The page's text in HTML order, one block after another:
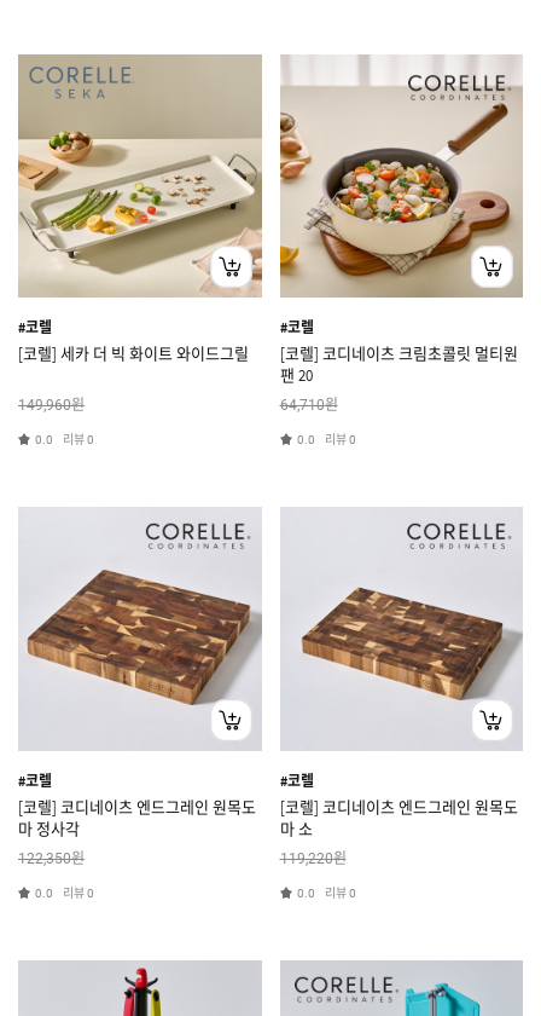
#코렐
[코렐] 세카 더 빅 화이트 와이드그릴
149,960원
0.0 리뷰0
#코렐
[코렐] 코디네이츠 크림초콜릿 멀티원
팬 20
64,710원
0.0 리뷰0
#코렐
[코렐] 코디네이츠 엔드그레인 원목도
마 정사각
122,350원
0.0 리뷰0
#코렐
[코렐] 코디네이츠 엔드그레인 원목도
마 소
119,220원
0.0 리뷰0